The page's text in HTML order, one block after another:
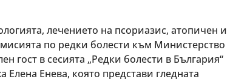
лечението на псориазис, атопичен и
по редки болести към Министерство
гост в сесията „Редки болести в България“
Енева, която представи гледната